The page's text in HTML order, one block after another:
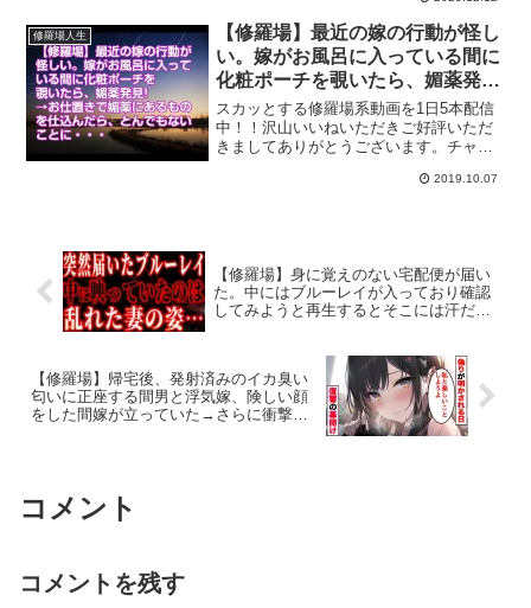
目 0:00:002話目 0:20:04▼チャンネル
の動画における教育的価値と独自性この
チャ...
修羅場人生
【修羅場】最近の嫁の行動が怪し
い。嫁がお風呂に入っている間に
化粧ポーチを覗いたら、媚薬発
見! →お仕置きで媚薬にあるもの
を仕込んだら、とんでもないこと
に・・・
スカッとする修羅場系動画を1日5本配信
中！！沢山いいねいただきご好評いただ
きましてありがとうございます。チャン
倫】汚嫁の車を発見！車内を覗き込むと
2019.10.07
【修羅場】身に覚えのない宅配便が届い
た。中にはブルーレイが入っており確認
してみようと再生するとそこには汗だく
【修羅場】帰宅後、発射済みのイカ臭い
匂いに正座する間男と浮気嫁、険しい顔
をした間嫁が立っていた→さらに衝撃事
コメント
コメントを残す